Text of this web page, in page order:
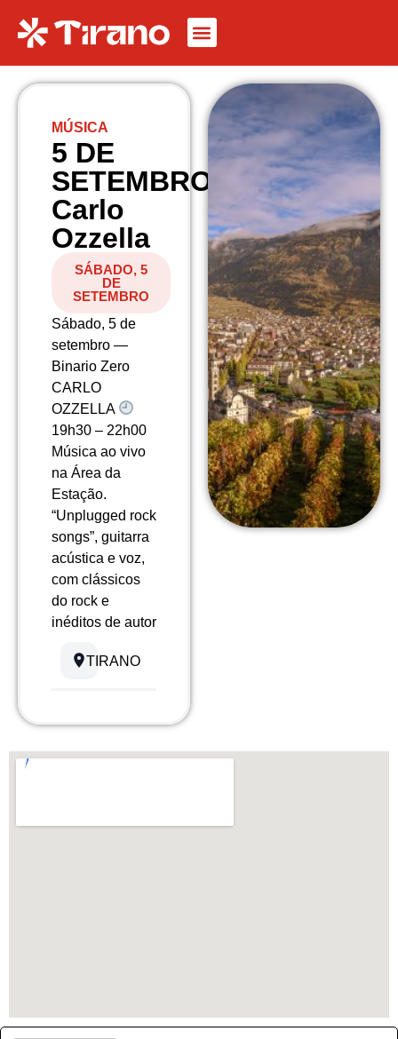
MÚSICA
5 DE
SETEMBRO
Carlo
Ozzella
SÁBADO, 5
DE
SETEMBRO
Sábado, 5 de
setembro —
Binario Zero
CARLO
OZZELLA
19h30 – 22h00
Música ao vivo
na Área da
Estação.
“Unplugged rock
songs”, guitarra
acústica e voz,
com clássicos
do rock e
inéditos de autor
TIRANO